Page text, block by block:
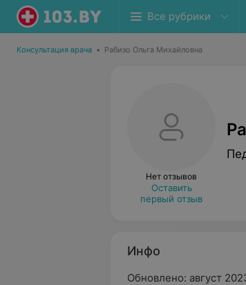
Все рубрики
Консультация врача • Рабизо Ольга Михайловна
Нет отзывов
Оставить
первый отзыв
Инфо
Обновлено: август